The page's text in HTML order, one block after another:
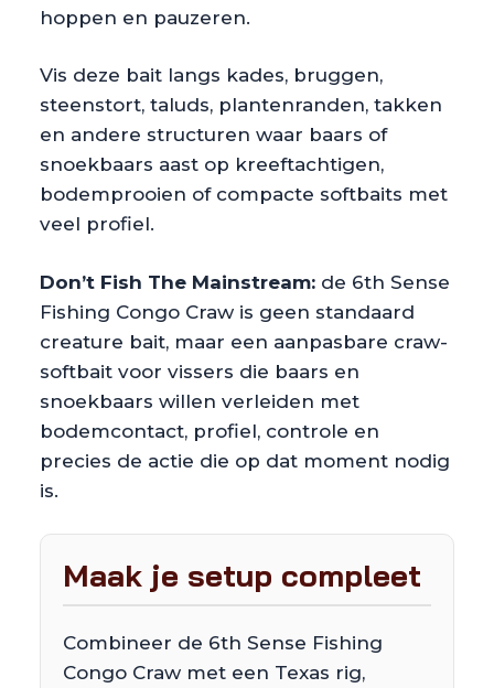
hoppen en pauzeren.
Vis deze bait langs kades, bruggen,
steenstort, taluds, plantenranden, takken
en andere structuren waar baars of
snoekbaars aast op kreeftachtigen,
bodemprooien of compacte softbaits met
veel profiel.
Don’t Fish The Mainstream: de 6th Sense
Fishing Congo Craw is geen standaard
creature bait, maar een aanpasbare craw-
softbait voor vissers die baars en
snoekbaars willen verleiden met
bodemcontact, profiel, controle en
precies de actie die op dat moment nodig
is.
Maak je setup compleet
Combineer de 6th Sense Fishing
Congo Craw met een Texas rig,